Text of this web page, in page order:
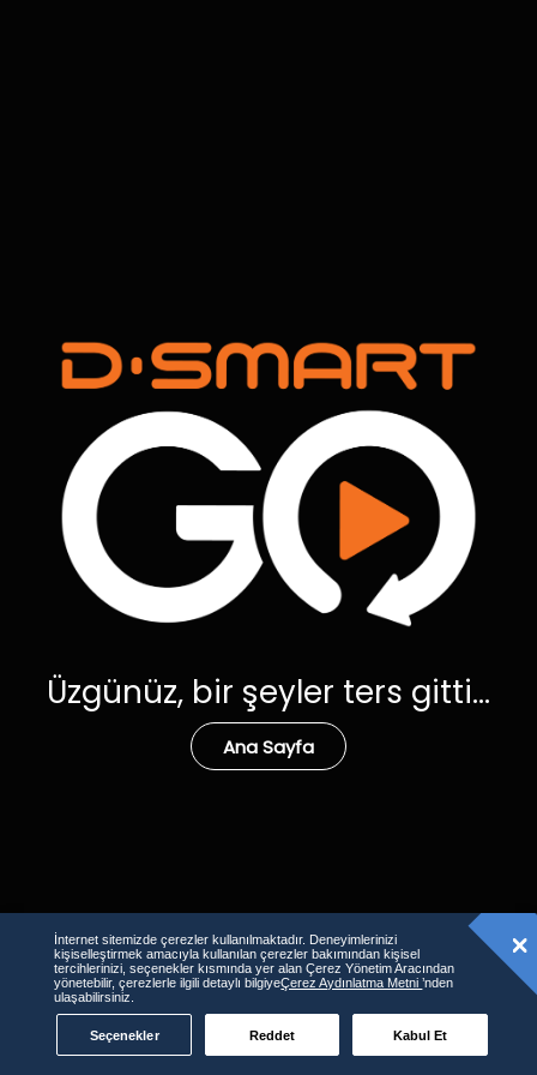
Üzgünüz, bir şeyler ters gitti...
Ana Sayfa
İnternet sitemizde çerezler kullanılmaktadır. Deneyimlerinizi
kişiselleştirmek amacıyla kullanılan çerezler bakımından kişisel
tercihlerinizi, seçenekler kısmında yer alan Çerez Yönetim Aracından
yönetebilir, çerezlerle ilgili detaylı bilgiyeÇerez Aydınlatma Metni’nden
ulaşabilirsiniz.
Seçenekler Reddet Kabul Et